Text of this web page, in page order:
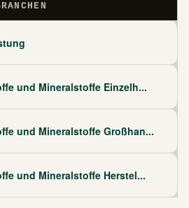
und Mineralstoffe Einzelh...
und Mineralstoffe Großhan...
und Mineralstoffe Herstel...